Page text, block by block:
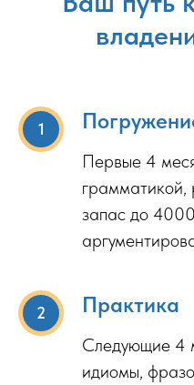
Первые 4
запас до
Практика
Следующие 4
идиомы,